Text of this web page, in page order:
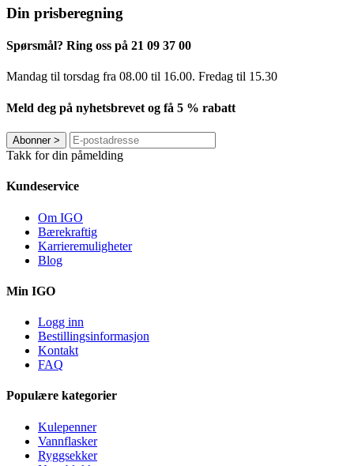
Din prisberegning
Spørsmål? Ring oss på 21 09 37 00
Mandag til torsdag ​​fra 08.00 til 16.00. Fredag til 15.30
Meld deg på nyhetsbrevet og få 5 % rabatt
Abonner>
Takk for din påmelding
Kundeservice
Om IGO
Bærekraftig
Karrieremuligheter
Blog
Min IGO
Logg inn
Bestillingsinformasjon
Kontakt
FAQ
Populære kategorier
Kulepenner
Vannflasker
Ryggsekker